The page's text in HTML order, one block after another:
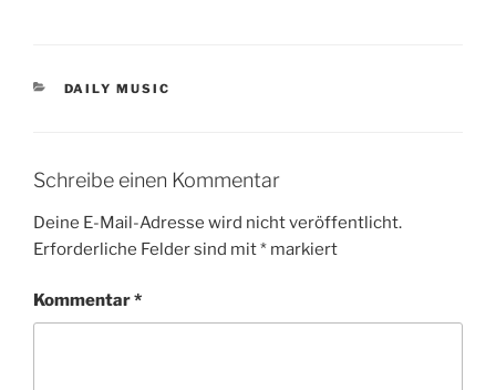
KATEGORIEN
DAILY MUSIC
Schreibe einen Kommentar
Deine E-Mail-Adresse wird nicht veröffentlicht.
Erforderliche Felder sind mit* markiert
Kommentar*